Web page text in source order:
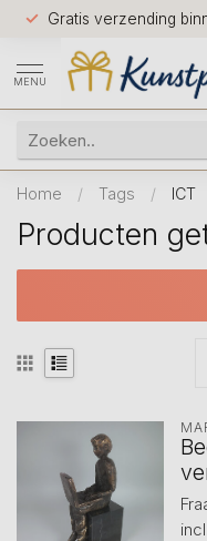
Gratis verzending
MENU
Home / Tags / ICT
Producten